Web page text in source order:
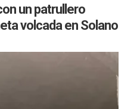
un patrullero
volcada en Solano